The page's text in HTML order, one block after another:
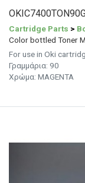
Cartridge Parts >
Color bottled Toner
For use in Oki
Γραμμάρια: 90
Χρώμα: MAGENTA